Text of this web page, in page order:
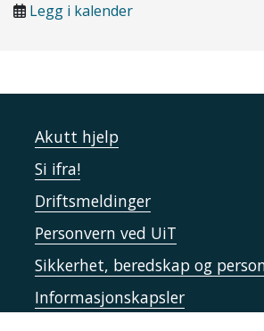
Legg i kalender
Akutt hjelp
Si ifra!
Driftsmeldinger
Personvern ved UiT
Sikkerhet, beredskap og
Informasjonskapsler